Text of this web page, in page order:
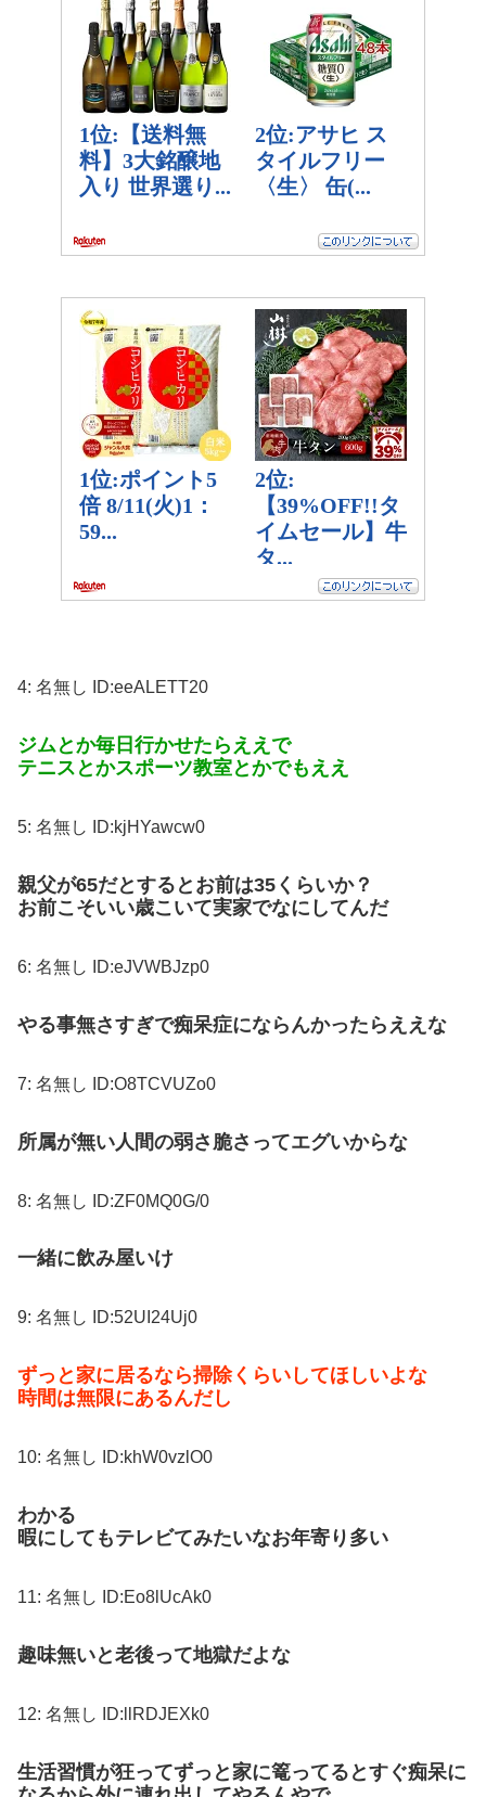
4: 名無し ID:eeALETT20
ジムとか毎日行かせたらええで
テニスとかスポーツ教室とかでもええ
5: 名無し ID:kjHYawcw0
親父が65だとするとお前は35くらいか？
お前こそいい歳こいて実家でなにしてんだ
6: 名無し ID:eJVWBJzp0
やる事無さすぎで痴呆症にならんかったらええな
7: 名無し ID:O8TCVUZo0
所属が無い人間の弱さ脆さってエグいからな
8: 名無し ID:ZF0MQ0G/0
一緒に飲み屋いけ
9: 名無し ID:52UI24Uj0
ずっと家に居るなら掃除くらいしてほしいよな
時間は無限にあるんだし
10: 名無し ID:khW0vzlO0
わかる
暇にしてもテレビてみたいなお年寄り多い
11: 名無し ID:Eo8lUcAk0
趣味無いと老後って地獄だよな
12: 名無し ID:llRDJEXk0
生活習慣が狂ってずっと家に篭ってるとすぐ痴呆に